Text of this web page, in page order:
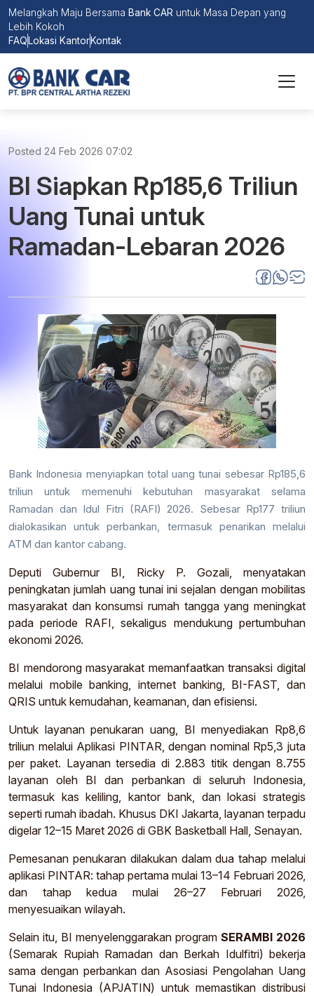
Melangkah Maju Bersama Bank CAR untuk Masa Depan yang
Lebih Kokoh
FAQ Lokasi KantorKontak
Posted 24 Feb 2026 07:02
BI Siapkan Rp185,6 Triliun
Uang Tunai untuk
Ramadan-Lebaran 2026
Bank Indonesia menyiapkan total uang tunai sebesar Rp185,6
triliun untuk memenuhi kebutuhan masyarakat selama
Ramadan dan Idul Fitri (RAFI) 2026. Sebesar Rp177 triliun
dialokasikan untuk perbankan, termasuk penarikan melalui
ATM dan kantor cabang.
Deputi Gubernur BI, Ricky P. Gozali, menyatakan
peningkatan jumlah uang tunai ini sejalan dengan mobilitas
masyarakat dan konsumsi rumah tangga yang meningkat
pada periode RAFI, sekaligus mendukung pertumbuhan
ekonomi 2026.
BI mendorong masyarakat memanfaatkan transaksi digital
melalui mobile banking, internet banking, BI-FAST, dan
QRIS untuk kemudahan, keamanan, dan efisiensi.
Untuk layanan penukaran uang, BI menyediakan Rp8,6
triliun melalui Aplikasi PINTAR, dengan nominal Rp5,3 juta
per paket. Layanan tersedia di 2.883 titik dengan 8.755
layanan oleh BI dan perbankan di seluruh Indonesia,
termasuk kas keliling, kantor bank, dan lokasi strategis
seperti rumah ibadah. Khusus DKI Jakarta, layanan terpadu
digelar 12–15 Maret 2026 di GBK Basketball Hall, Senayan.
Pemesanan penukaran dilakukan dalam dua tahap melalui
aplikasi PINTAR: tahap pertama mulai 13–14 Februari 2026,
dan tahap kedua mulai 26–27 Februari 2026,
menyesuaikan wilayah.
Selain itu, BI menyelenggarakan program SERAMBI 2026
(Semarak Rupiah Ramadan dan Berkah Idulfitri) bekerja
sama dengan perbankan dan Asosiasi Pengolahan Uang
Tunai Indonesia (APJATIN) untuk memastikan distribusi